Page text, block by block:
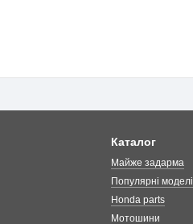
Каталог
Майже задарма
Популярні
Honda parts
Мотошини